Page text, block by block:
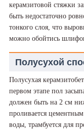
керамзитовой стяжки
быть недостаточно
тонкого слоя, что
можно обойтись
Полусухой
Полусухая
первом этапе пол
должен быть на 2 см
проливается
воды, трамбуется для